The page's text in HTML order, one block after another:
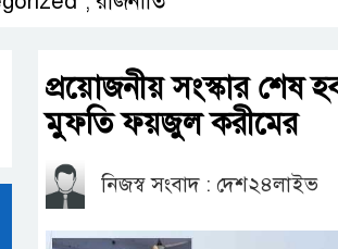
প্রয়োজনীয় সংস্কার শেষ
মুফতি ফয়জুল করীমের
নিজস্ব সংবাদ : দেশ২৪লাইভ